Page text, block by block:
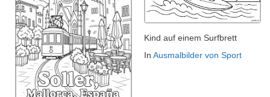
Kind auf einem Surfbrett
In Ausmalbilder von Sport